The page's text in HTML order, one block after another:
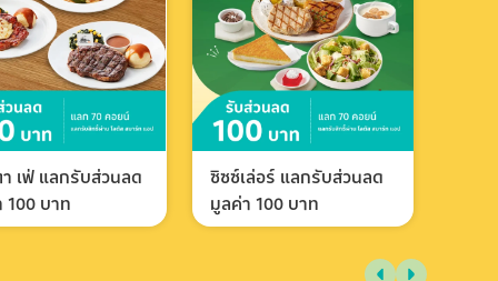
เฟ่ แลกรับส่วนลด
100 บาท
ซิซซ์เล่อร์ แลกรับส่วนลด
มูลค่า 100 บาท